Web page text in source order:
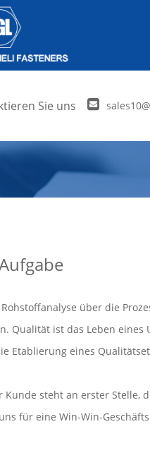
Sie uns
über die
ist das Leben
Etablierung eines
steht an erster Stelle,
für eine Win-Win-